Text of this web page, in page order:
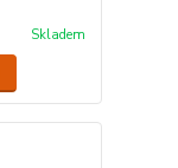
Skladem